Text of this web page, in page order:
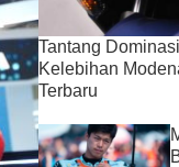
Tantang
Kelebihan
Terbaru